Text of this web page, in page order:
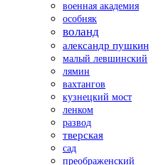
военная академия
особняк
воланд
александр пушкин
малый левшинский
лямин
вахтангов
кузнецкий мост
ленком
развод
тверская
сад
преображенский